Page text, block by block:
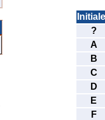
?
A
B
C
D
E
F